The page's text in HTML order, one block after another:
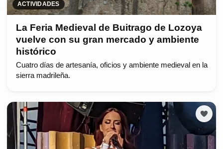
ACTIVIDADES
La Feria Medieval de Buitrago de Lozoya
vuelve con su gran mercado y ambiente
histórico
Cuatro días de artesanía, oficios y ambiente medieval en la
sierra madrileña.